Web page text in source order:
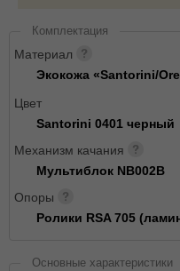
Комплектация
Материал
Экокожа «Santorini/
Цвет
Santorini 0401 черный
Механизм качания
Мультиблок NB002B
Опоры
Ролики RSA 705
Основные характеристики